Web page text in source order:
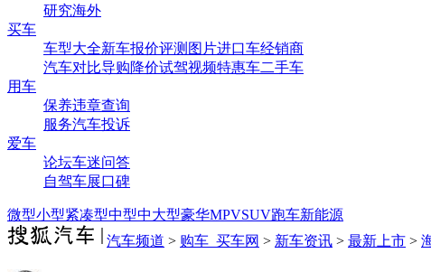
研究海外
买车
车型大全新车报价评测 图片进口车经销商
汽车对比导购降价试驾视频特惠车二手车
用车
保养违章查询
服务汽车投诉
爱车
论坛车迷问答
自驾车展口碑
微型小型紧凑型中型中大型豪华MPVSUV跑车新能源
汽车频道 > 购车_买车网 > 新车资讯 > 最新上市 >